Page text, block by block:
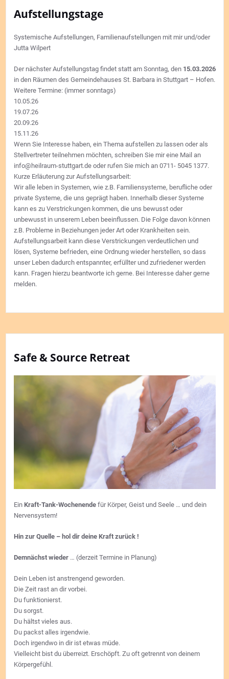
Aufstellungstage
Systemische Aufstellungen, Familienaufstellungen mit mir und/oder
Jutta Wilpert
Der nächster Aufstellungstag findet statt am Sonntag, den 15.03.2026
in den Räumen des Gemeindehauses St. Barbara in Stuttgart – Hofen.
Weitere Termine: (immer sonntags)
10.05.26
19.07.26
20.09.26
15.11.26
Wenn Sie Interesse haben, ein Thema aufstellen zu lassen oder als
Stellvertreter teilnehmen möchten, schreiben Sie mir eine Mail an
info@heilraum-stuttgart.de oder rufen Sie mich an 0711- 5045 1377.
Kurze Erläuterung zur Aufstellungsarbeit:
Wir alle leben in Systemen, wie z.B. Familiensysteme, berufliche oder
private Systeme, die uns geprägt haben. Innerhalb dieser Systeme
kann es zu Verstrickungen kommen, die uns bewusst oder
unbewusst in unserem Leben beeinflussen. Die Folge davon können
z.B. Probleme in Beziehungen jeder Art oder Krankheiten sein.
Aufstellungsarbeit kann diese Verstrickungen verdeutlichen und
lösen, Systeme befrieden, eine Ordnung wieder herstellen, so dass
unser Leben dadurch entspannter, erfüllter und zufriedener werden
kann. Fragen hierzu beantworte ich gerne. Bei Interesse daher gerne
melden.
Safe & Source Retreat
Ein Kraft-Tank-Wochenendefür Körper, Geist und Seele … und dein
Nervensystem!
Hin zur Quelle – hol dir deine Kraft zurück !
Demnächst wieder … (derzeit Termine in Planung)
Dein Leben ist anstrengend geworden.
Die Zeit rast an dir vorbei.
Du funktionierst.
Du sorgst.
Du hältst vieles aus.
Du packst alles irgendwie.
Doch irgendwo in dir ist etwas müde.
Vielleicht bist du überreizt. Erschöpft. Zu oft getrennt von deinem
Körpergefühl.